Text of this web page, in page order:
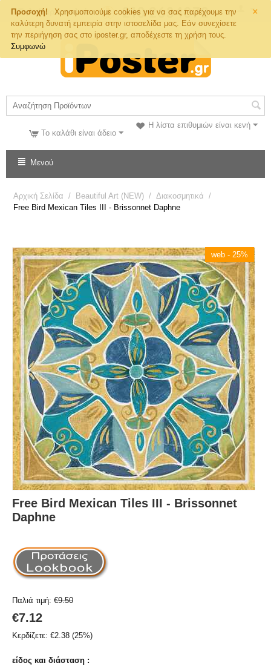
×
Προσοχή!
Χρησιμοποιούμε cookies για να σας παρέχουμε την
καλύτερη δυνατή εμπειρία στην ιστοσελίδα μας. Εάν συνεχίσετε
την περιήγηση σας στο iposter.gr, αποδέχεστε τη χρήση τους.
Συμφωνώ
Τηλ. Παραγγελιών
Η λίστα επιθυμιών είναι κενή
Το καλάθι είναι άδειο
Μενού
Αρχική Σελίδα / Beautiful Art (NEW) / Διακοσμητικά /
Free Bird Mexican Tiles III - Brissonnet Daphne
web - 25%
Free Bird Mexican Tiles III - Brissonnet
Daphne
Παλιά τιμή: €9.50
€7.12
Κερδίζετε: €2.38 (25%)
είδος και διάσταση :